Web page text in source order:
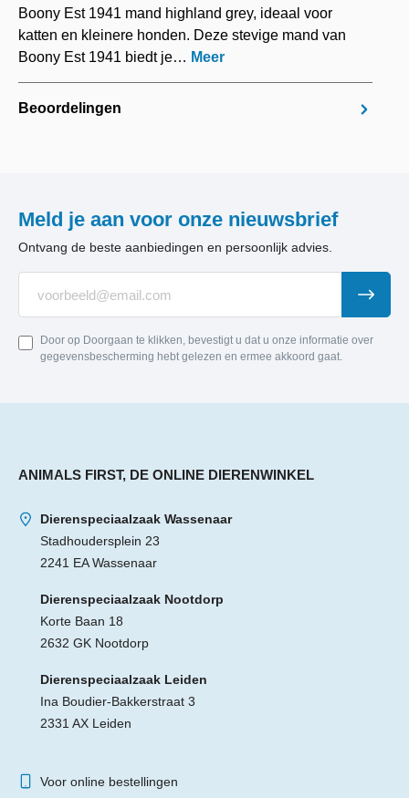
Boony Est 1941 mand highland grey, ideaal voor
katten en kleinere honden. Deze stevige mand van
Boony Est 1941 biedt je… Meer
Beoordelingen
Meld je aan voor onze nieuwsbrief
Ontvang de beste aanbiedingen en persoonlijk advies.
Door op Doorgaan te klikken, bevestigt u dat u onze informatie over
gegevensbescherming hebt gelezen en ermee akkoord gaat.
ANIMALS FIRST, DE ONLINE DIERENWINKEL
Dierenspeciaalzaak Wassenaar
Stadhoudersplein 23
2241 EA Wassenaar
Dierenspeciaalzaak Nootdorp
Korte Baan 18
2632 GK Nootdorp
Dierenspeciaalzaak Leiden
Ina Boudier-Bakkerstraat 3
2331 AX Leiden
Voor online bestellingen